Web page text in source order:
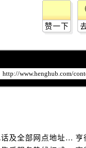
南街售后服务中心（
大街售后服务中心（
大街售后服务中心（
梅河大街售后服务中
大路与南九经街交
街售后服务中心（需
赞一下
亨得利官方名表服务中心｜详细热线电话及全部网点地址权威信息通知（2026年7月最新）